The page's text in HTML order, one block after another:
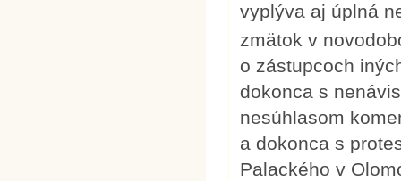
vyplýva aj úplná
zmätok v
o zástupcoch
dokonca s
nesúhlasom
a dokonca s
Palackého v